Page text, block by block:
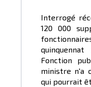
Interrogé
120 000
Fonction
ministre n'a
qui pourrait